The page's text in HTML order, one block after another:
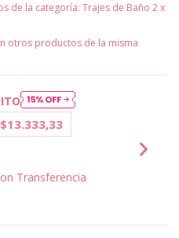
de la categoría: Trajes de Baño 2 x
otros productos de la misma
$13.333,33
Transferencia